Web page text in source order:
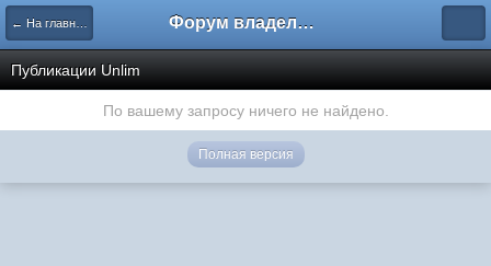
← На главную Форум владельцев интернет-магазинов
Публикации Unlim
По вашему запросу ничего не найдено.
Полная версия